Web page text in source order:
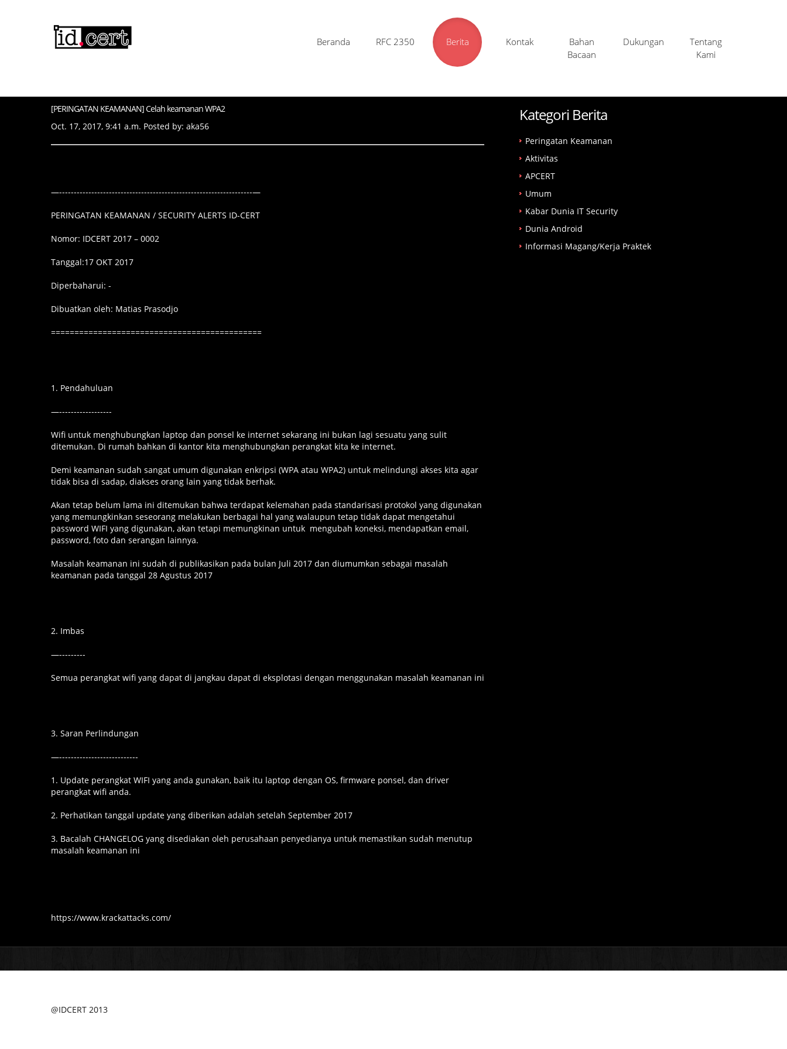
Beranda RFC 2350 Berita Kontak
Bahan
Bacaan
Dukungan
Tentang
Kami
[PERINGATAN KEAMANAN] Celah keamanan WPA2
Oct. 17, 2017, 9:41 a.m. Posted by: aka56
—------------------------------------------------------------------—
PERINGATAN KEAMANAN / SECURITY ALERTS ID-CERT
Nomor: IDCERT 2017 – 0002
Tanggal:17 OKT 2017
Diperbaharui: -
Dibuatkan oleh: Matias Prasodjo
=============================================
1. Pendahuluan
—------------------
Wifi untuk menghubungkan laptop dan ponsel ke internet sekarang ini bukan lagi sesuatu yang sulit
ditemukan. Di rumah bahkan di kantor kita menghubungkan perangkat kita ke internet.
Demi keamanan sudah sangat umum digunakan enkripsi (WPA atau WPA2) untuk melindungi akses kita agar
tidak bisa di sadap, diakses orang lain yang tidak berhak.
Akan tetap belum lama ini ditemukan bahwa terdapat kelemahan pada standarisasi protokol yang digunakan
yang memungkinkan seseorang melakukan berbagai hal yang walaupun tetap tidak dapat mengetahui
password WIFI yang digunakan, akan tetapi memungkinan untuk mengubah koneksi, mendapatkan email,
password, foto dan serangan lainnya.
Masalah keamanan ini sudah di publikasikan pada bulan Juli 2017 dan diumumkan sebagai masalah
keamanan pada tanggal 28 Agustus 2017
2. Imbas
—---------
Semua perangkat wifi yang dapat di jangkau dapat di eksplotasi dengan menggunakan masalah keamanan ini
3. Saran Perlindungan
—---------------------------
1. Update perangkat WIFI yang anda gunakan, baik itu laptop dengan OS, firmware ponsel, dan driver
perangkat wifi anda.
2. Perhatikan tanggal update yang diberikan adalah setelah September 2017
3. Bacalah CHANGELOG yang disediakan oleh perusahaan penyedianya untuk memastikan sudah menutup
masalah keamanan ini
https://www.krackattacks.com/
Kategori Berita
Peringatan Keamanan
Aktivitas
APCERT
Umum
Kabar Dunia IT Security
Dunia Android
Informasi Magang/Kerja Praktek
@IDCERT 2013